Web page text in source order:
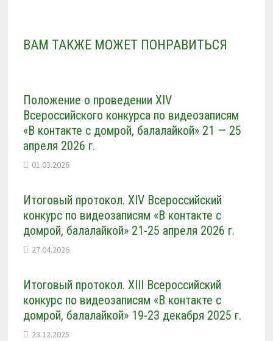
ВАМ ТАКЖЕ МОЖЕТ ПОНРАВИТЬСЯ
Положение о проведении XIV
Всероссийского конкурса по видеозаписям
«В контакте с домрой, балалайкой» 21 — 25
апреля 2026 г.
01.03.2026
Итоговый протокол. XIV Всероссийский
конкурс по видеозаписям «В контакте с
домрой, балалайкой» 21-25 апреля 2026 г.
27.04.2026
Итоговый протокол. XIII Всероссийский
конкурс по видеозаписям «В контакте с
домрой, балалайкой» 19-23 декабря 2025 г.
23.12.2025